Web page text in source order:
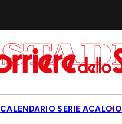
CALENDARIO SERIE ACALCIO